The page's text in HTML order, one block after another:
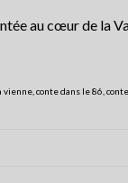
au cœur de la
vienne conte dans le 86